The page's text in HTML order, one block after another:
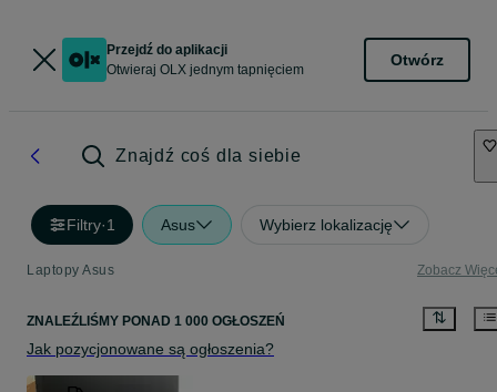
Przejdź do aplikacji
Otwieraj OLX jednym tapnięciem
Otwórz
Znajdź coś dla siebie
Filtry·1 Asus Wybierz lokalizację
Laptopy Asus Zobacz
ZNALEŹLIŚMY PONAD 1 000 OGŁOSZEŃ
Jak pozycjonowane są ogłoszenia?